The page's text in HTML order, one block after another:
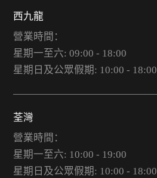
西九龍
營業時間：
星期一至六: 09:00 - 18:00
星期日及公眾假期: 10:00 - 18:00
荃灣
營業時間：
星期一至六: 10:00 - 19:00
星期日及公眾假期: 10:00 - 18:00